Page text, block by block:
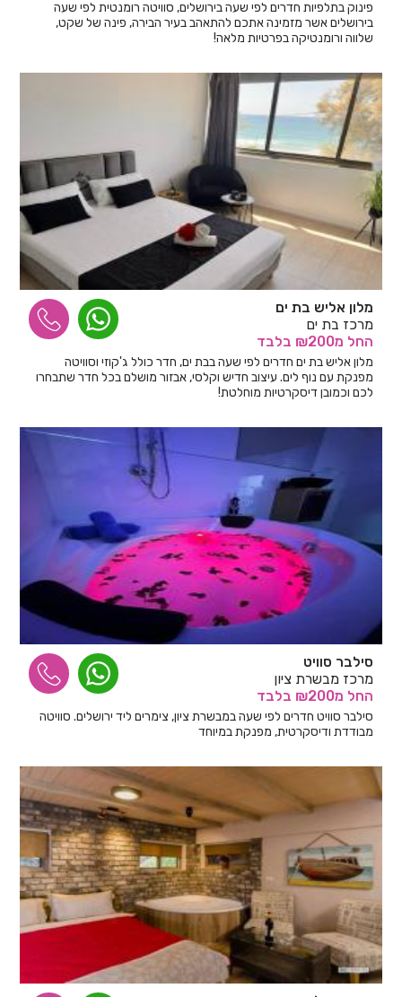
פינוק בתלפיות חדרים לפי שעה בירושלים, סוויטה רומנטית לפי שעה
בירושלים אשר מזמינה אתכם להתאהב בעיר הבירה, פינה של שקט,
שלווה ורומנטיקה בפרטיות מלאה!
מלון אליש בת ים
מרכז בת ים
החל מ₪200 בלבד
מלון אליש בת ים חדרים לפי שעה בבת ים, חדר כולל ג'קוזי וסוויטה
מפנקת עם נוף לים. עיצוב חדיש וקלסי, אבזור מושלם בכל חדר שתבחרו
לכם וכמובן דיסקרטיות מוחלטת!
סילבר סוויט
מרכז מבשרת ציון
החל מ₪200 בלבד
סילבר סוויט חדרים לפי שעה במבשרת ציון, צימרים ליד ירושלים. סוויטה
מבודדת ודיסקרטית, מפנקת במיוחד